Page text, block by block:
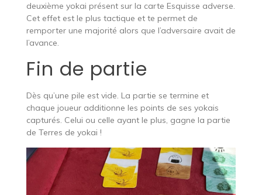
deuxième yokai présent sur la carte Esquisse adverse.
Cet effet est le plus tactique et te permet de
remporter une majorité alors que l’adversaire avait de
l’avance.
Fin de partie
Dès qu’une pile est vide. La partie se termine et
chaque joueur additionne les points de ses yokais
capturés. Celui ou celle ayant le plus, gagne la partie
de Terres de yokai !